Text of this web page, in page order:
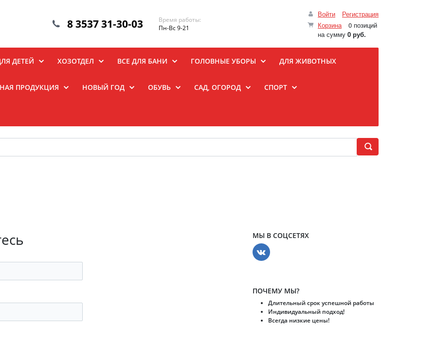
Войти
Регистрация
Корзина
0 позиций
на сумму 0 руб.
8 3537 31-30-03
Время работы:
Пн-Вс 9-21
ДЕТЕЙ ХОЗОТДЕЛ ВСЕ ДЛЯ БАНИ ГОЛОВНЫЕ УБОРЫ ДЛЯ ЖИВОТНЫХ
ПРОДУКЦИЯ НОВЫЙ ГОД ОБУВЬ САД, ОГОРОД СПОРТ
МЫ В СОЦСЕТЯХ
ПОЧЕМУ МЫ?
Длительный срок успешной работы
Индивидуальный подход!
Всегда низкие цены!